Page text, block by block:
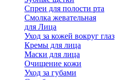
Спреи для полости рта
Смолка жевательная
для Лица
Уход за кожей вокруг глаз
Кремы для лица
Маски для лица
Очищение кожи
Уход за губами